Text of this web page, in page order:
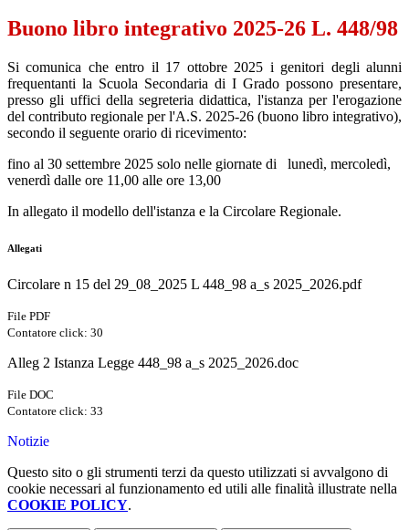
Buono libro integrativo 2025-26 L. 448/98
Si comunica che entro il 17 ottobre 2025 i genitori degli alunni
frequentanti la Scuola Secondaria di I Grado possono presentare,
presso gli uffici della segreteria didattica, l'istanza per l'erogazione
del contributo regionale per l'A.S. 2025-26 (buono libro integrativo),
secondo il seguente orario di ricevimento:
fino al 30 settembre 2025 solo nelle giornate di
lunedì, mercoledì,
venerdì dalle ore 11,00 alle ore 13,00
In allegato il modello dell'istanza e la Circolare Regionale.
Allegati
Circolare n 15 del 29_08_2025 L 448_98 a_s 2025_2026.pdf
File PDF
Contatore click: 30
Alleg 2 Istanza Legge 448_98 a_s 2025_2026.doc
File DOC
Contatore click: 33
Notizie
Questo sito o gli strumenti terzi da questo utilizzati si avvalgono di
cookie necessari al funzionamento ed utili alle finalità illustrate nella
COOKIE POLICY.